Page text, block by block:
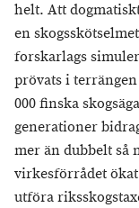
helt. Att
en
forskarlags
prövats i
000 finska
generationer
mer än dubbelt så
virkesförrådet
utföra